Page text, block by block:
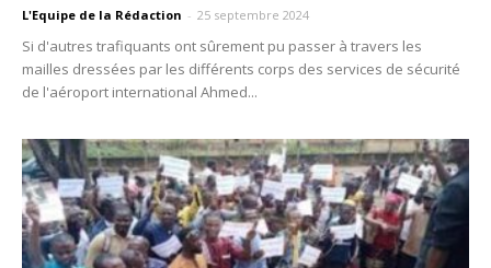
L'Equipe de la Rédaction - 25 septembre 2024
Si d'autres trafiquants ont sûrement pu passer à travers les
mailles dressées par les différents corps des services de sécurité
de l'aéroport international Ahmed...